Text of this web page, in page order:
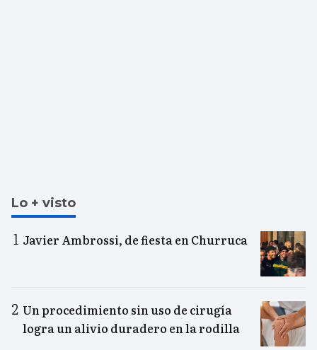
Lo + visto
Javier Ambrossi, de fiesta en Churruca
Un procedimiento sin uso de cirugía
logra un alivio duradero en la rodilla